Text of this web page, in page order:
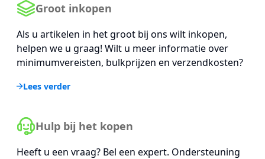
Groot inkopen
Als u artikelen in het groot bij ons wilt inkopen,
helpen we u graag! Wilt u meer informatie over
minimumvereisten, bulkprijzen en verzendkosten?
Lees verder
Hulp bij het kopen
Heeft u een vraag? Bel een expert. Ondersteuning